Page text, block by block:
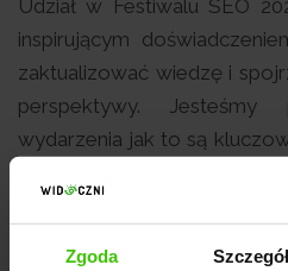
Zgoda
Udział w Festiwalu SEO
inspirującym
zaktualizować wiedzę i
perspektywy.
wydarzenia jak to są
doświadczeń w
kolejny udowodniły, że to